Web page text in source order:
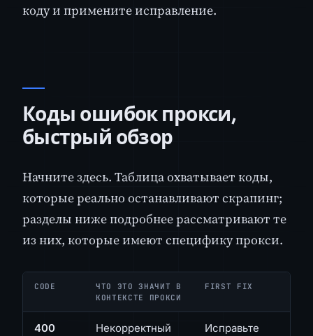
коду и примените исправление.
Коды ошибок прокси,
быстрый обзор
Начните здесь. Таблица охватывает коды,
которые реально останавливают скрапинг;
разделы ниже подробнее рассматривают те
из них, которые имеют специфику прокси.
CODE
ЧТО ЭТО ЗНАЧИТ В
КОНТЕКСТЕ ПРОКСИ
FIRST FIX
400
Некорректный
Исправьте